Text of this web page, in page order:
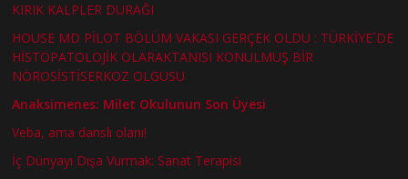
KIRIK KALPLER DURAĞI
HOUSE MD PİLOT BÖLÜM VAKASI GERÇEK OLDU : TÜRKİYE´DE
HİSTOPATOLOJİK OLARAKTANISI KONULMUŞ BİR
NÖROSİSTİSERKOZ OLGUSU
Anaksimenes: Milet Okulunun Son Üyesi
Veba, ama danslı olanı!
İç Dünyayı Dışa Vurmak: Sanat Terapisi